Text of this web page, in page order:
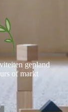
gepland
of markt